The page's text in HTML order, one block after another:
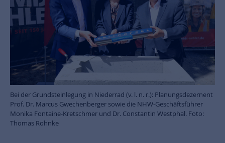
Bei der Grundsteinlegung in Niederrad (v. l. n. r.): Planungsdezernent
Prof. Dr. Marcus Gwechenberger sowie die NHW-Geschäftsführer
Monika Fontaine-Kretschmer und Dr. Constantin Westphal. Foto:
Thomas Rohnke